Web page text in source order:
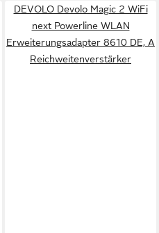
DEVOLO Devolo Magic 2 WiFi
next Powerline WLAN
Erweiterungsadapter 8610 DE, A
Reichweitenverstärker